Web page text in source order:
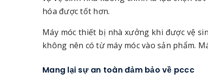
hóa được tốt hơn.
Máy móc thiết bị nhà xưởng khi được vệ
không nên có từ máy móc vào sản phẩm.
Mang lại sự an toàn đảm bảo về pccc